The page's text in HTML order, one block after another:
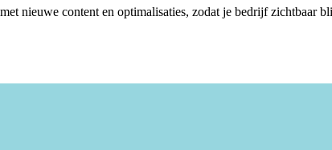
nieuwe content en optimalisaties, zodat je bedrijf zichtbaar